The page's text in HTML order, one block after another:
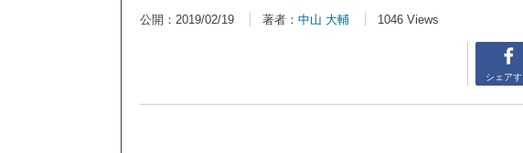
公開：2019/02/19 著者： 中山 大輔 1046 Views
シェアす